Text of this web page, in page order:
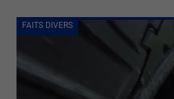
FAITS DIVERS